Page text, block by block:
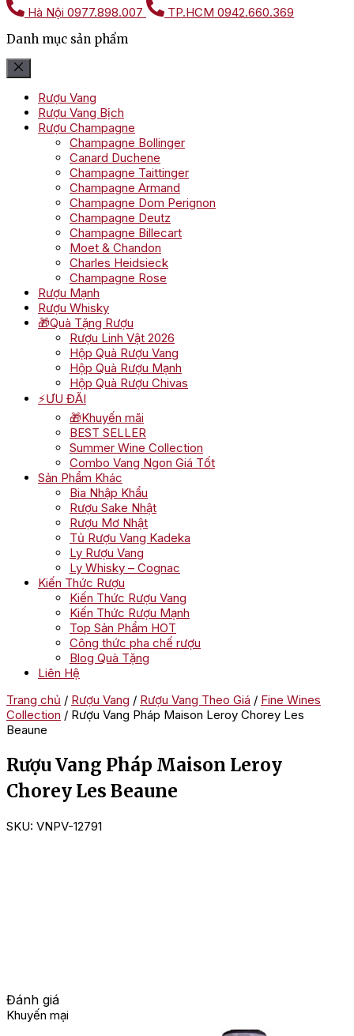
Hà Nội 0977.898.007 TP.HCM 0942.660.369
Danh mục sản phẩm
Rượu Vang
Rượu Vang Bịch
Rượu Champagne
Champagne Bollinger
Canard Duchene
Champagne Taittinger
Champagne Armand
Champagne Dom Perignon
Champagne Deutz
Champagne Billecart
Moet & Chandon
Charles Heidsieck
Champagne Rose
Rượu Mạnh
Rượu Whisky
🎁Quà Tặng Rượu
Rượu Linh Vật 2026
Hộp Quà Rượu Vang
Hộp Quà Rượu Mạnh
Hộp Quà Rượu Chivas
⚡ƯU ĐÃI
🎁Khuyến mãi
BEST SELLER
Summer Wine Collection
Combo Vang Ngon Giá Tốt
Sản Phẩm Khác
Bia Nhập Khẩu
Rượu Sake Nhật
Rượu Mơ Nhật
Tủ Rượu Vang Kadeka
Ly Rượu Vang
Ly Whisky – Cognac
Kiến Thức Rượu
Kiến Thức Rượu Vang
Kiến Thức Rượu Mạnh
Top Sản Phẩm HOT
Công thức pha chế rượu
Blog Quà Tặng
Liên Hệ
Trang chủ / Rượu Vang / Rượu Vang Theo Giá / Fine Wines
Collection / Rượu Vang Pháp Maison Leroy Chorey Les
Beaune
Rượu Vang Pháp Maison Leroy
Chorey Les Beaune
SKU: VNPV-12791
Đánh giá
Khuyến mại